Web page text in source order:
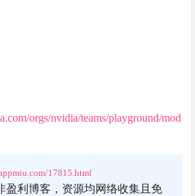
orgs/nvidia/teams/playground/mod
17815.html
盈利博客，资源均网络收集且免